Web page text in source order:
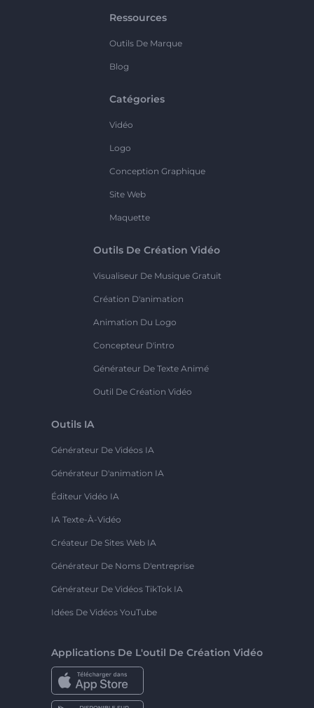
Ressources
Outils De Marque
Blog
Catégories
Vidéo
Logo
Conception Graphique
Site Web
Maquette
Outils De Création Vidéo
Visualiseur De Musique Gratuit
Création D'animation
Animation Du Logo
Concepteur D'intro
Générateur De Texte Animé
Outil De Création Vidéo
Outils IA
Générateur De Vidéos IA
Générateur D'animation IA
Éditeur Vidéo IA
IA Texte-À-Vidéo
Créateur De Sites Web IA
Générateur De Noms D'entreprise
Générateur De Vidéos TikTok IA
Idées De Vidéos YouTube
Applications De L'outil De Création Vidéo